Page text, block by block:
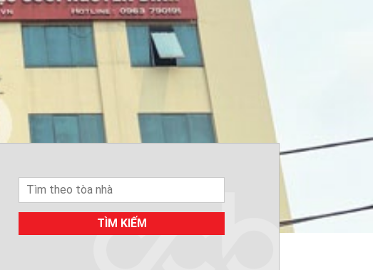
TÌM KIẾM